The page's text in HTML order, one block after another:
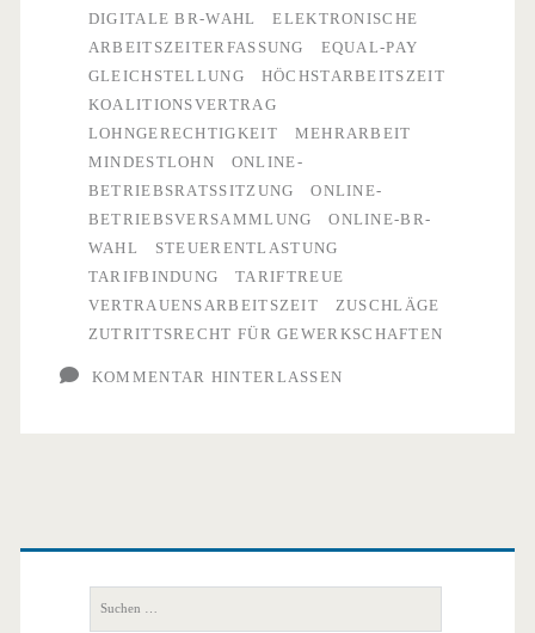
im
Arbeitsrecht
DIGITALE BR-WAHL
ELEKTRONISCHE
ARBEITSZEITERFASSUNG
EQUAL-PAY
GLEICHSTELLUNG
HÖCHSTARBEITSZEIT
KOALITIONSVERTRAG
LOHNGERECHTIGKEIT
MEHRARBEIT
MINDESTLOHN
ONLINE-
BETRIEBSRATSSITZUNG
ONLINE-
BETRIEBSVERSAMMLUNG
ONLINE-BR-
WAHL
STEUERENTLASTUNG
TARIFBINDUNG
TARIFTREUE
VERTRAUENSARBEITSZEIT
ZUSCHLÄGE
ZUTRITTSRECHT FÜR GEWERKSCHAFTEN
KOMMENTAR HINTERLASSEN
Primäre
Seitenleiste
nach: